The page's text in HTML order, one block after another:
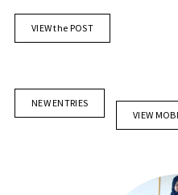
VIEW the POST
NEW ENTRIES
VIEW